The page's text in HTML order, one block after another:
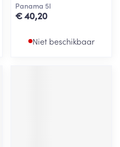
Panama 5l
€ 40,20
Niet beschikbaar